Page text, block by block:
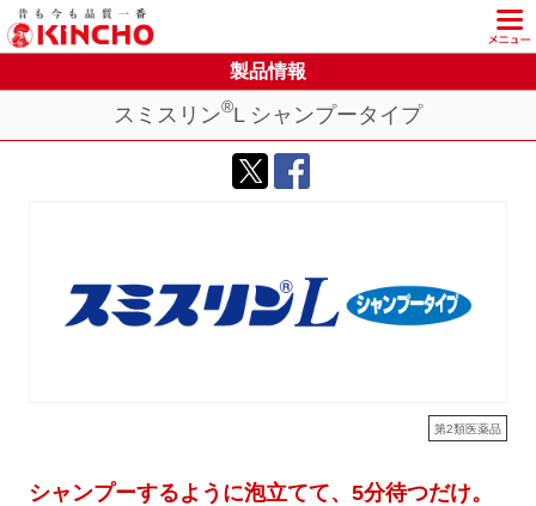
製品情報
スミスリン®L シャンプータイプ
第2類医薬品
シャンプーするように泡立てて、5分待つだけ。